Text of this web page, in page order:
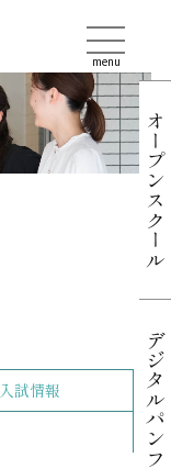
menu
オープンスクール
デジタルパンフ
入試情報